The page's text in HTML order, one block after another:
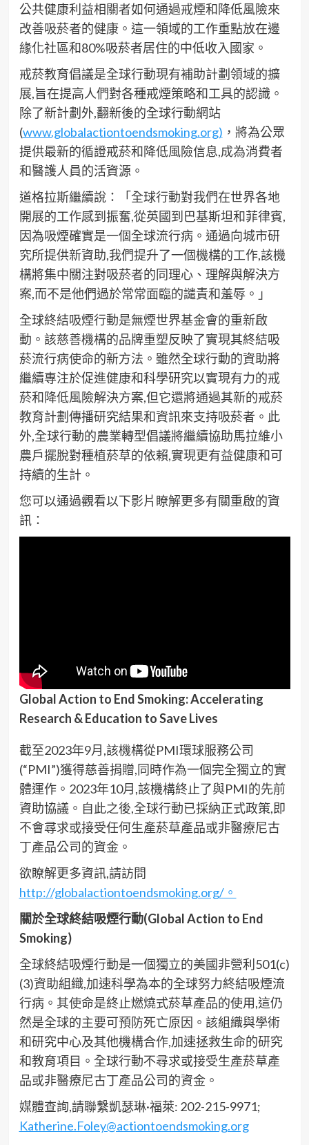
公共健康利益相關者如何通過戒煙和降低風險來
改善吸菸者的健康。這一領域的工作重點放在邊
緣化社區和80%吸菸者居住的中低收入國家。
戒菸教育倡議是全球行動現有補助計劃領域的擴
展,旨在提高人們對各種戒煙策略和工具的認識。
除了新計劃外,翻新後的全球行動網站
(www.globalactiontoendsmoking.org) ，將為公眾
提供最新的循證戒菸和降低風險信息,成為消費者
和醫護人員的活資源。
道格拉斯繼續說：「全球行動對我們在世界各地
開展的工作感到振奮,從英國到巴基斯坦和菲律賓,
因為吸煙確實是一個全球流行病。通過向城市研
究所提供新資助,我們提升了一個機構的工作,該機
構將集中關注對吸菸者的同理心、理解與解決方
案,而不是他們過於常常面臨的譴責和羞辱。」
全球終結吸煙行動是無煙世界基金會的重新啟
動。該慈善機構的品牌重塑反映了實現其終結吸
菸流行病使命的新方法。雖然全球行動的資助將
繼續專注於促進健康和科學研究以實現有力的戒
菸和降低風險解決方案,但它還將通過其新的戒菸
教育計劃傳播研究結果和資訊來支持吸菸者。此
外,全球行動的農業轉型倡議將繼續協助馬拉維小
農戶擺脫對種植菸草的依賴,實現更有益健康和可
持續的生計。
您可以通過觀看以下影片瞭解更多有關重啟的資
訊：
Global Action to End Smoking: Accelerating
Research & Education to Save Lives
截至2023年9月,該機構從PMI環球服務公司
(“PMI”)獲得慈善捐贈,同時作為一個完全獨立的實
體運作。2023年10月,該機構終止了與PMI的先前
資助協議。自此之後,全球行動已採納正式政策,即
不會尋求或接受任何生產菸草產品或非醫療尼古
丁產品公司的資金。
欲瞭解更多資訊,請訪問
http://globalactiontoendsmoking.org/。
關於全球終結吸煙行動(Global Action to End
Smoking)
全球終結吸煙行動是一個獨立的美國非營利501(c)
(3)資助組織,加速科學為本的全球努力終結吸煙流
行病。其使命是終止燃燒式菸草產品的使用,這仍
然是全球的主要可預防死亡原因。該組織與學術
和研究中心及其他機構合作,加速拯救生命的研究
和教育項目。全球行動不尋求或接受生產菸草產
品或非醫療尼古丁產品公司的資金。
媒體查詢,請聯繫凱瑟琳·福萊: 202-215-9971;
Katherine.Foley@actiontoendsmoking.org